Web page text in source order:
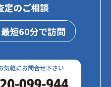
定のご相談
最短60分で訪問